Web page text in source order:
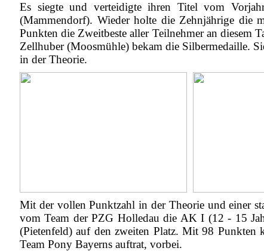
Es siegte und verteidigte ihren Titel vom
(Mammendorf). Wieder holte die Zehnjährige
Punkten die Zweitbeste aller Teilnehmer an diesem
Zellhuber (Moosmühle) bekam die Silbermedaille.
in der Theorie.
Mit der vollen Punktzahl in der Theorie und einer
vom Team der PZG Holledau die AK I (12 - 15
(Pietenfeld) auf den zweiten Platz. Mit 98
Team Pony Bayerns auftrat, vorbei.